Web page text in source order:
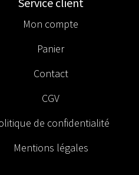
Mon compte
Panier
Contact
CGV
de confidentialité
Mentions légales